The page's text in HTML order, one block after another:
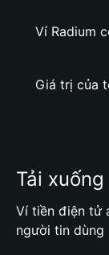
Ví Radium
Giá trị của
Tải
Ví tiền điện tử
người tin dùng